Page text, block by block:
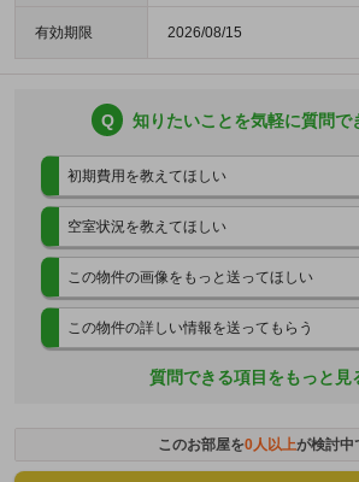
有効期限 2026/08/15
Q 知りたいことを気軽に質問で
初期費用を教えてほしい
空室状況を教えてほしい
この物件の画像をもっと送ってほしい
この物件の詳しい情報を送ってもらう
質問できる項目をもっと見
このお部屋を0人以上が検討中